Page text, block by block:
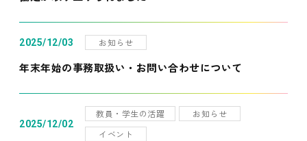
2025/12/03 お知らせ
年末年始の事務取扱い・お問い合わせについて
2025/12/02
教員・学生の活躍
お知らせ
イベント